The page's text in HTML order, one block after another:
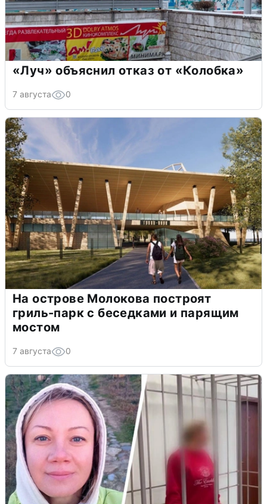
«Луч» объяснил отказ от «Колобка»
7 августа 0
На острове Молокова построят
гриль-парк с беседками и парящим
мостом
7 августа 0